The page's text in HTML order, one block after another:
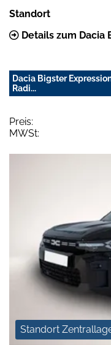
Standort
Details zum Dacia
Dacia Bigster
Radi...
Preis:
MWSt:
Standort